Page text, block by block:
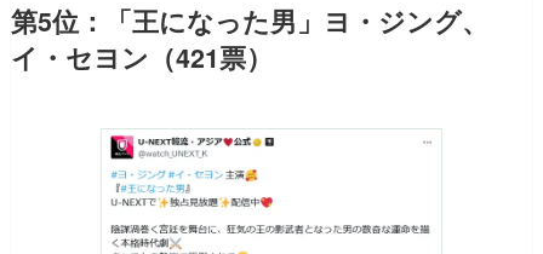
第5位：「王になった男」ヨ・ジング、
イ・セヨン（421票）